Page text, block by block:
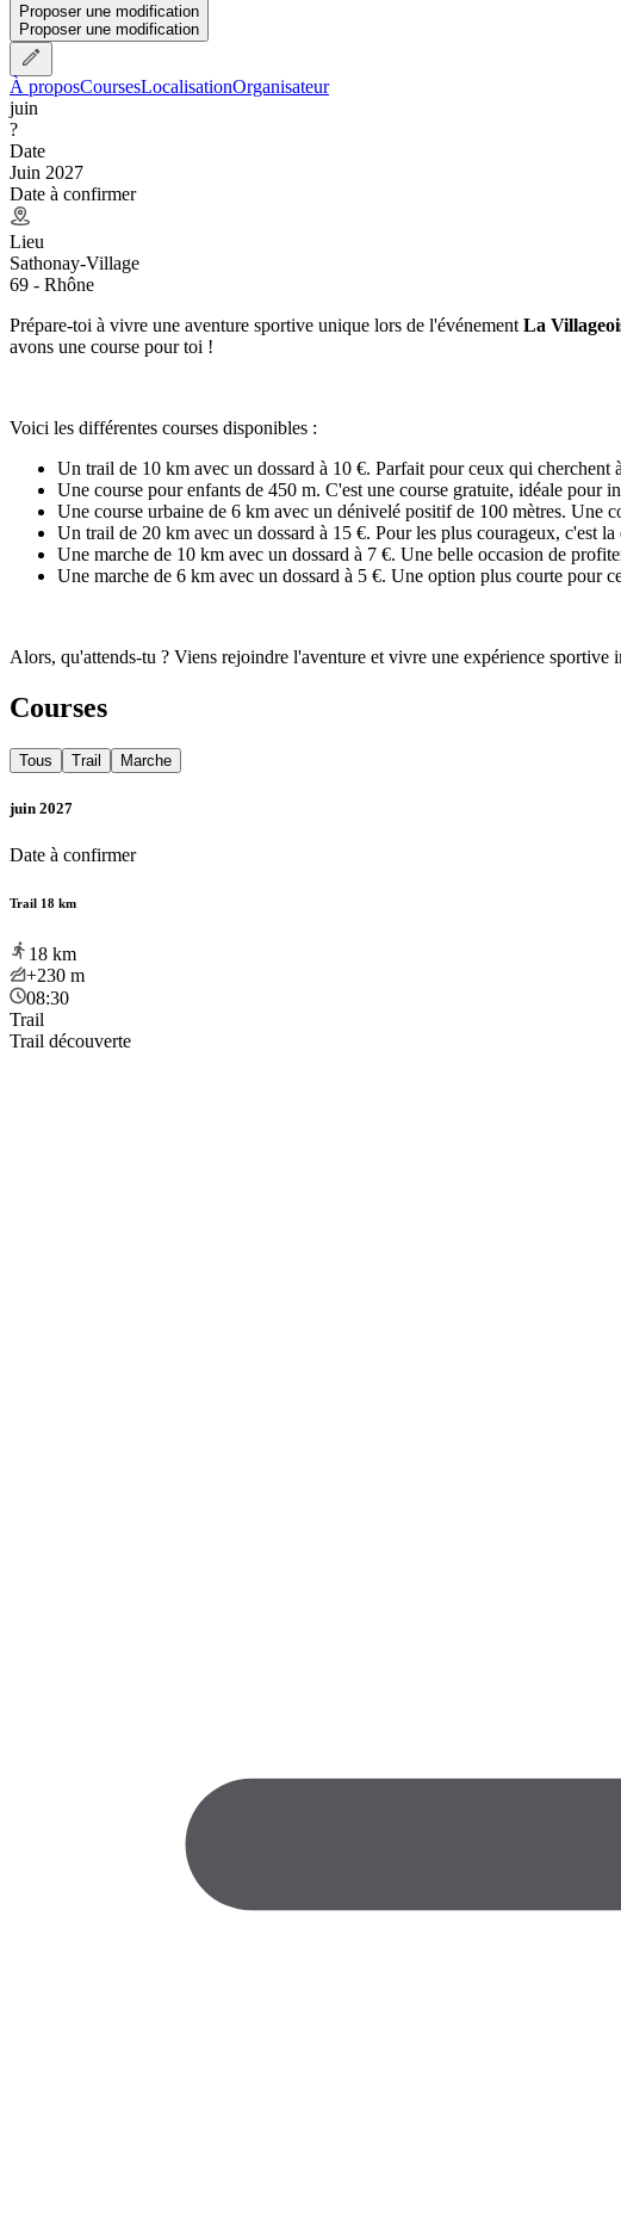
Proposer une modification
Proposer une modification
À proposCoursesLocalisationOrganisateur
juin
?
Date
Juin 2027
Date à confirmer
Lieu
Sathonay-Village
69 - Rhône
Prépare-toi à vivre une aventure sportive unique lors de l'événement La
avons une course pour toi !
Voici les différentes courses disponibles :
Un trail de 10 km avec un dossard à 10 €. Parfait pour ceux qui cherchent
Une course pour enfants de 450 m. C'est une course gratuite, idéale pour
Une course urbaine de 6 km avec un dénivelé positif de 100 mètres. Une
Un trail de 20 km avec un dossard à 15 €. Pour les plus courageux, c'est
Une marche de 10 km avec un dossard à 7 €. Une belle occasion de
Une marche de 6 km avec un dossard à 5 €. Une option plus courte pour
Alors, qu'attends-tu ? Viens rejoindre l'aventure et vivre une expérience
Courses
Tous Trail Marche
juin 2027
Date à confirmer
Trail 18 km
18 km
+230 m
08:30
Trail
Trail découverte